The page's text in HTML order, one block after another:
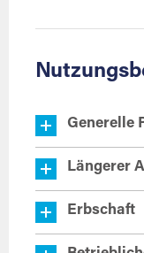
Generelle
Längerer
Erbschaft